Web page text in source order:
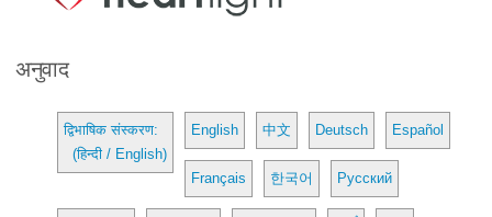
अनुवाद
द्विभाषिक संस्करण:
(हिन्दी / English)
English 中文 Deutsch Español
Français 한국어 Русский